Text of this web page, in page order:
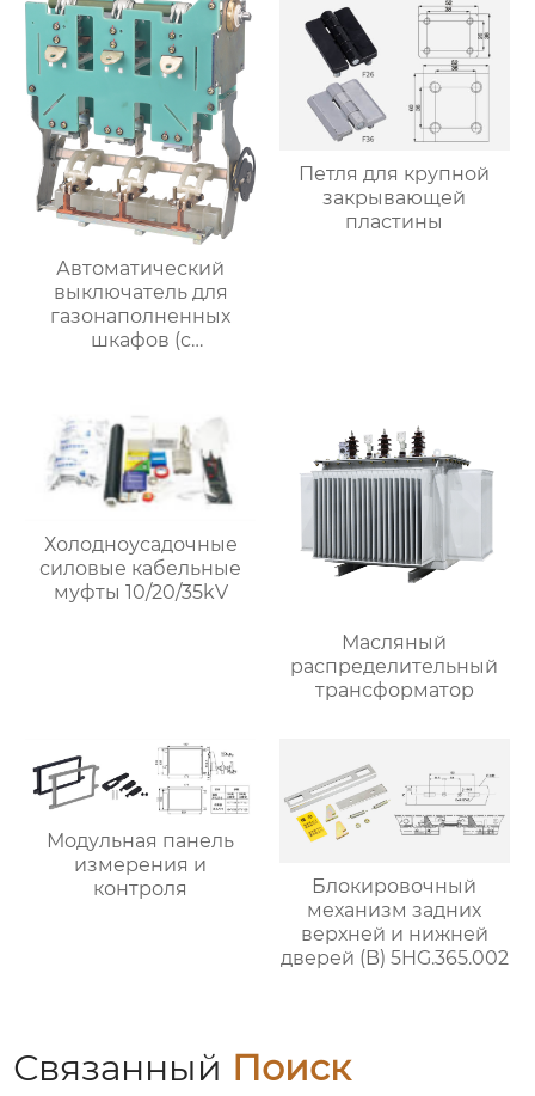
корпусе коробчатого
типа
Автоматический
выключатель для
газонаполненных
шкафов (с
выключателем)
Петля для крупной
закрывающей
пластины
Холодноусадочные
силовые кабельные
муфты 10/20/35kV
Масляный
распределительный
трансформатор
Модульная панель
измерения и
контроля
Блокировочный
механизм задних
верхней и нижней
дверей (B) 5HG.365.002
Связанный Поиск